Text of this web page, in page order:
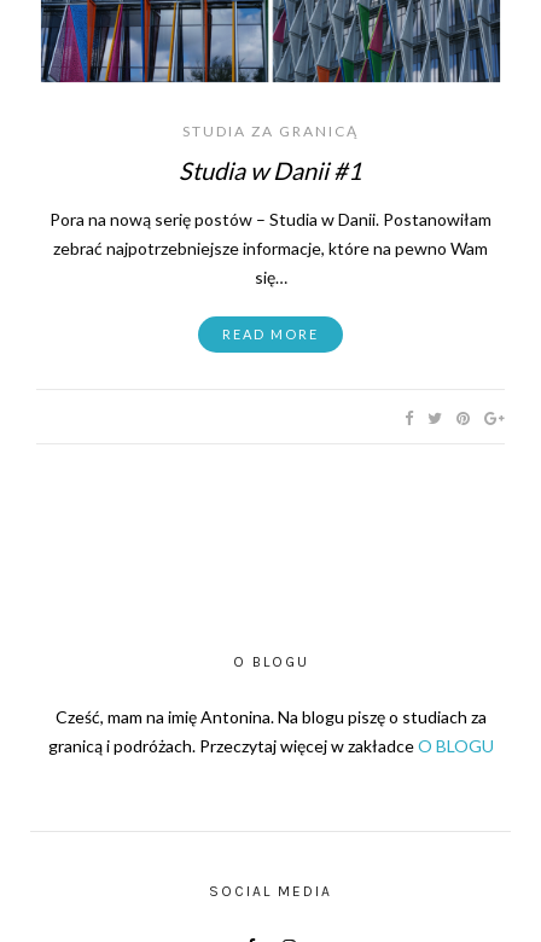
STUDIA ZA GRANICĄ
Studia w Danii #1
Pora na nową serię postów – Studia w Danii. Postanowiłam
zebrać najpotrzebniejsze informacje, które na pewno Wam
się…
READ MORE
O BLOGU
Cześć, mam na imię Antonina. Na blogu piszę o studiach za
granicą i podróżach. Przeczytaj więcej w zakładceO BLOGU
SOCIAL MEDIA